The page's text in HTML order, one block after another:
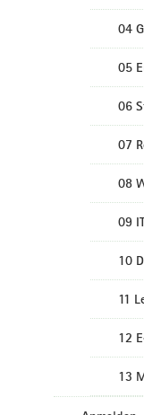
04
05
06
07
08
09
10
11
12
13